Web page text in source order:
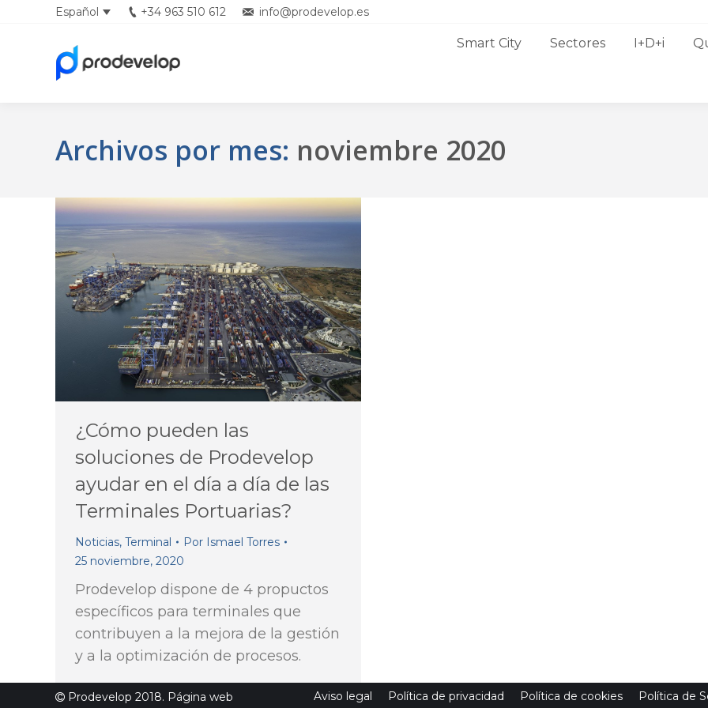
Español +34 963 510 612 info@prodevelop.es
Smart City Sectores I+D+i
Archivos por mes: noviembre 2020
¿Cómo pueden las
soluciones de Prodevelop
ayudar en el día a día de las
Terminales Portuarias?
Noticias, Terminal Por Ismael Torres
25 noviembre, 2020
Prodevelop dispone de 4 propuctos
específicos para terminales que
contribuyen a la mejora de la gestión
y a la optimización de procesos.
Prodevelop 2018. Página web Aviso legal Política de privacidad Política de cookies Política de